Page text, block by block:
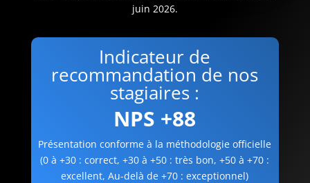
juin 2026.
Indicateur de
recommandation de nos
stagiaires :
NPS +88
Présentation conforme à la méthodologie officielle
(0 à +30 : correct,+30 à +50 : très bon,+50 à +70 :
excellent,Au-delà de +70 : exceptionnel)